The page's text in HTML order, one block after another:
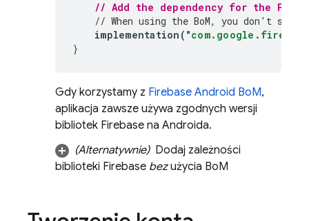
// Add the dependency for the
// When using the BoM, you don't
implementation (
}
Gdy korzystamy z Firebase Android BoM,
aplikacja zawsze używa zgodnych wersji
bibliotek Firebase na Androida.
(Alternatywnie)Dodaj zależności
biblioteki Firebase bezużycia BoM